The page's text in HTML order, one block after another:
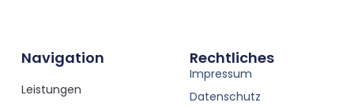
Navigation
Leistungen
Rechtliches
Impressum
Datenschutz